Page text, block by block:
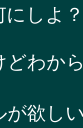
しよ
どわか
欲し